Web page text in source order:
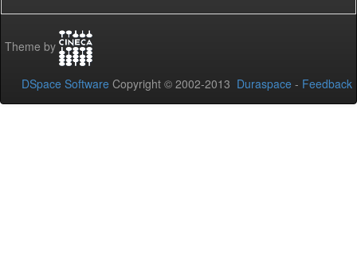
Theme by
DSpace Software Copyright © 2002-2013 Duraspace - Feedback